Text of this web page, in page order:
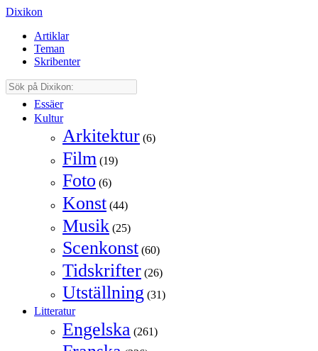
Dixikon
Artiklar
Teman
Skribenter
Essäer
Kultur
Arkitektur (6)
Film (19)
Foto (6)
Konst (44)
Musik (25)
Scenkonst (60)
Tidskrifter (26)
Utställning (31)
Litteratur
Engelska (261)